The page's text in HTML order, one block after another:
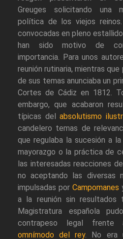
Greuges solicitando una
política de los viejos
convocadas en pleno
han sido motivo de
importancia. Para unos
reunión rutinaria, mientras
de sus temas anunciaba un
Cortes de Cádiz en 1812.
embargo, que acabaron
típicas delabsolutismo
candelero temas de
que regulaba la sucesión a
mayorazgo o la práctica de
las interesadas reacciones
no aceptando las diversas
impulsadas por Campomanes
a la reunión sin resultados
Magistratura española
contrapeso legal frente
omnímodo del rey. No era